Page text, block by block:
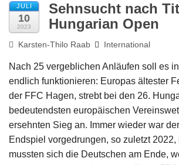
JULI
10
2023
Sehnsucht nach
Hungarian Open
Karsten-Thilo Raab International
Nach 25 vergeblichen Anläufen soll es
endlich funktionieren: Europas ältester
der FFC Hagen, strebt bei den 26.
bedeutendsten europäischen
ersehnten Sieg an. Immer wieder war
Endspiel vorgedrungen, so zuletzt
mussten sich die Deutschen am Ende,